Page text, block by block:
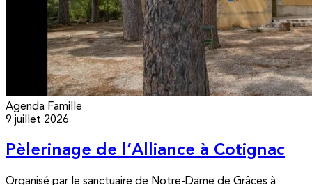
Agenda Famille
9 juillet 2026
Pèlerinage de l’Alliance à Cotignac
Organisé par le sanctuaire de Notre-Dame de Grâces à